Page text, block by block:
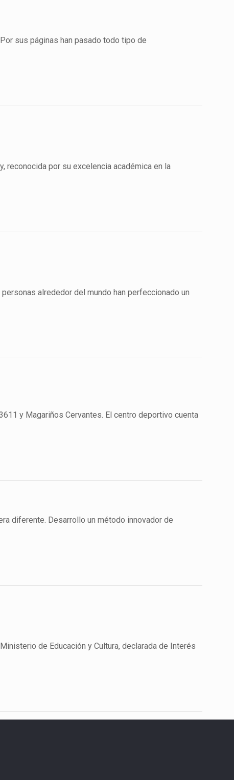
sus páginas han pasado todo tipo de
reconocida por su excelencia académica en la
alrededor del mundo han perfeccionado un
y Magariños Cervantes. El centro deportivo cuenta
diferente. Desarrollo un método innovador de
de Educación y Cultura, declarada de Interés